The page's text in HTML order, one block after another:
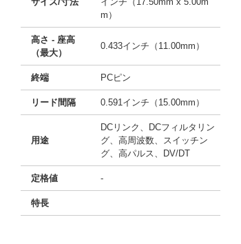
m）
高さ - 座高
（最大）
0.433インチ（11.00mm）
終端 PCピン
リード間隔 0.591インチ（15.00mm）
用途
DCリンク、DCフィルタリン
グ、高周波数、スイッチン
グ、高パルス、DV/DT
定格値 -
特長